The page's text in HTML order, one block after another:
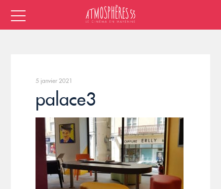
5 janvier 2021
palace3